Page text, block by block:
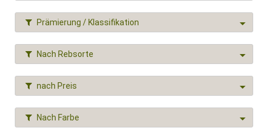
Prämierung / Klassifikation
Nach Rebsorte
nach Preis
Nach Farbe